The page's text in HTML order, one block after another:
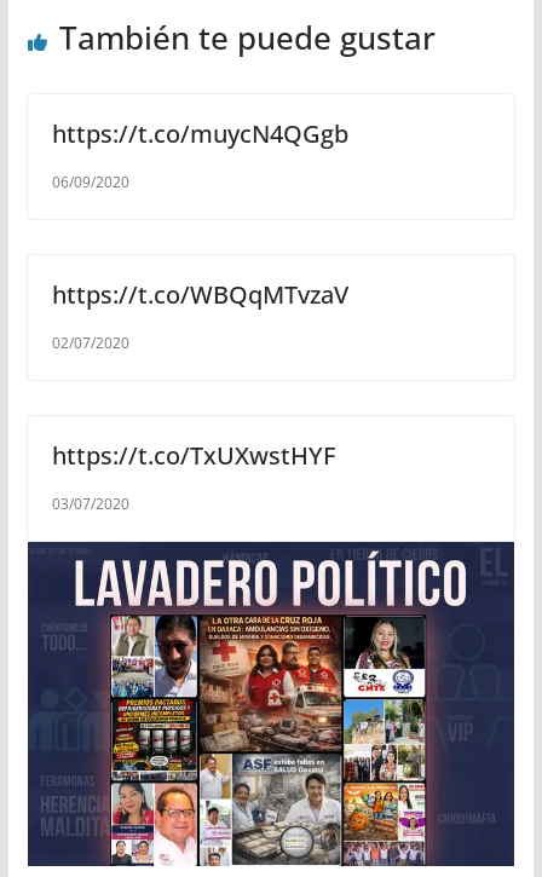
También te puede gustar
https://t.co/muycN4QGgb
06/09/2020
https://t.co/WBQqMTvzaV
02/07/2020
https://t.co/TxUXwstHYF
03/07/2020